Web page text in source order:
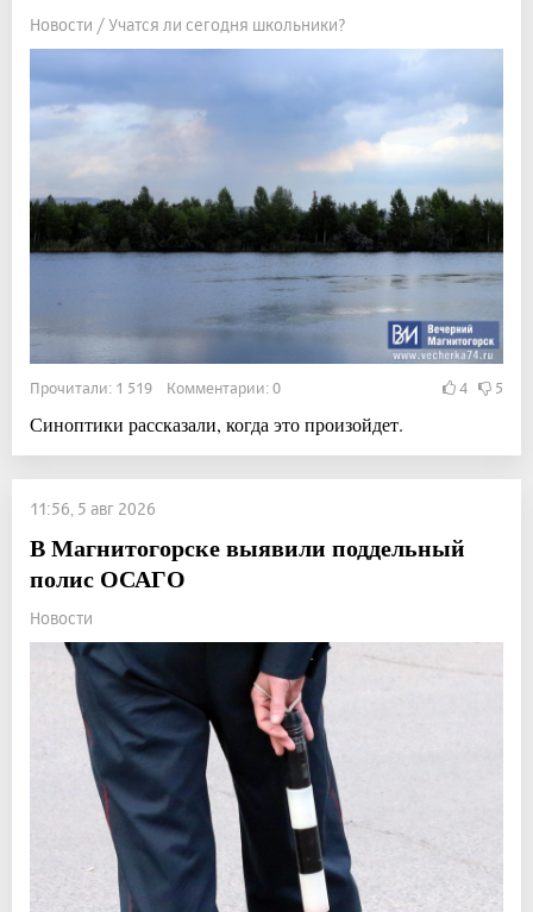
Новости / Учатся ли сегодня школьники?
Прочитали: 1 519 Комментарии: 0 4 5
Синоптики рассказали, когда это произойдет.
11:56, 5 авг 2026
В Магнитогорске выявили поддельный
полис ОСАГО
Новости